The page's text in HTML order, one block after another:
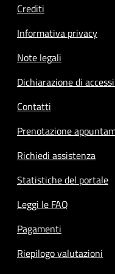
Crediti
Informativa privacy
Note legali
Dichiarazione di
Contatti
Prenotazione
Richiedi assistenza
Statistiche del portale
Leggi le FAQ
Pagamenti
Riepilogo valutazioni